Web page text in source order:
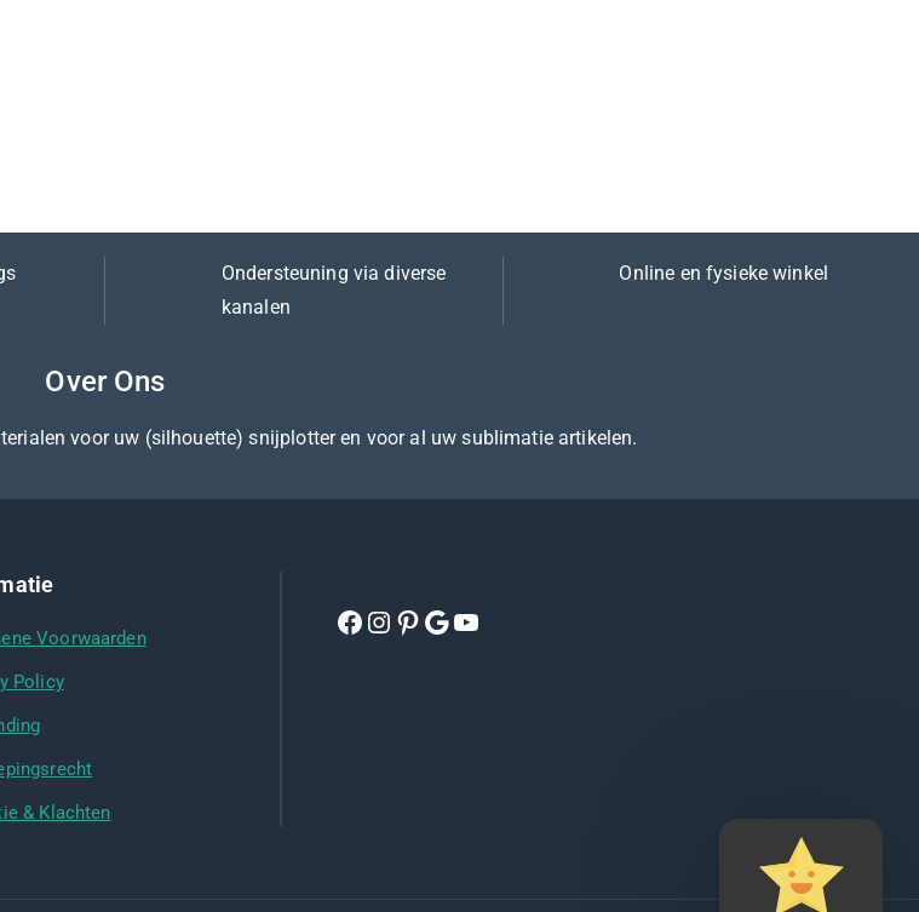
Ondersteuning via diverse
kanalen
Online en fysieke winkel
Over Ons
voor uw (silhouette) snijplotter en voor al uw sublimatie artikelen.
Voorwaarden
Policy
& Klachten